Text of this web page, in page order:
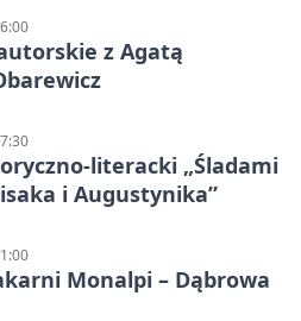
z Agatą
literacki „Śladami
i Augustynika”
Monalpi – Dąbrowa